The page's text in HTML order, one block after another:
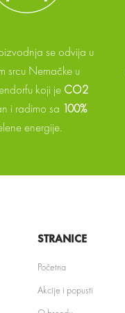
se odvija u
srcu Nemačke u
koji je CO2
i radimo sa 100%
energije.
STRANICE
Početna
Akcije i popusti